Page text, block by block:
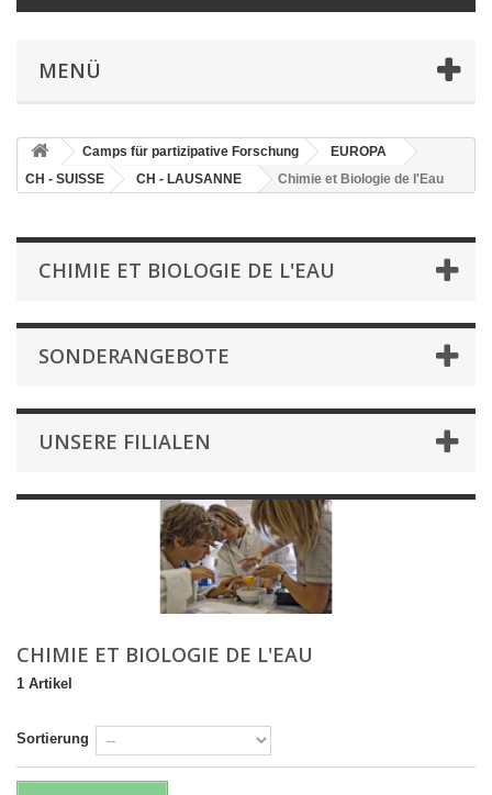
MENÜ
Camps für partizipative Forschung
EUROPA
CH - SUISSE
CH - LAUSANNE Chimie et Biologie de l'Eau
CHIMIE ET BIOLOGIE DE L'EAU
SONDERANGEBOTE
UNSERE FILIALEN
CHIMIE ET BIOLOGIE DE L'EAU
1 Artikel
Sortierung